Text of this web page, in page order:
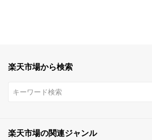
楽天市場から検索
楽天市場の関連ジャンル